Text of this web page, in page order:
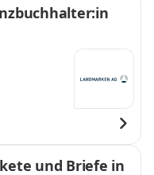
und Briefe in